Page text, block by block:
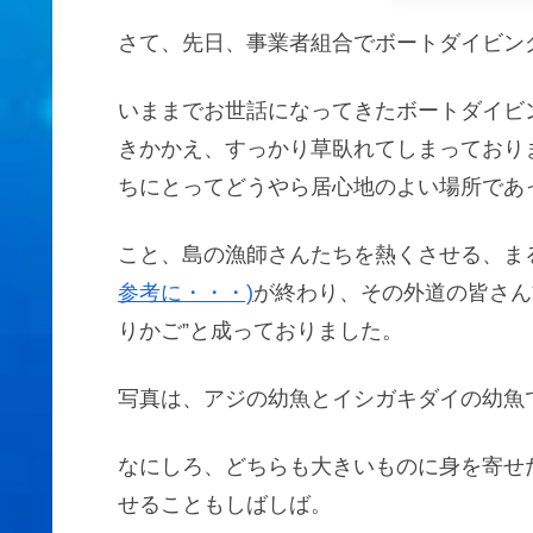
さて、先日、事業者組合でボートダイビ
いままでお世話になってきたボートダイ
きかかえ、すっかり草臥れてしまってお
ちにとってどうやら居心地のよい場所であ
こと、島の漁師さんたちを熱くさせる、
参考に・・・)が終わり、その外道の皆さ
りかご”と成っておりました。
写真は、アジの幼魚とイシガキダイの幼魚
なにしろ、どちらも大きいものに身を寄
せることもしばしば。